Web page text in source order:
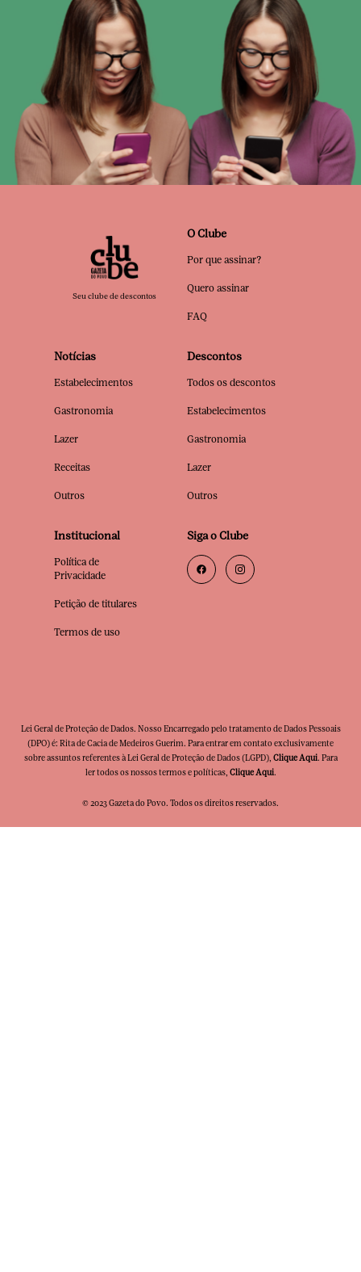
Seu clube de descontos
O Clube
Por que assinar?
Quero assinar
FAQ
Notícias
Estabelecimentos
Gastronomia
Lazer
Receitas
Outros
Descontos
Todos os descontos
Estabelecimentos
Gastronomia
Lazer
Outros
Institucional
Política de
Privacidade
Petição de titulares
Termos de uso
Siga o Clube
Lei Geral de Proteção de Dados. Nosso Encarregado pelo tratamento de Dados Pessoais
(DPO) é: Rita de Cacia de Medeiros Guerim. Para entrar em contato exclusivamente
sobre assuntos referentes à Lei Geral de Proteção de Dados (LGPD), Clique Aqui. Para
ler todos os nossos termos e políticas, Clique Aqui.
© 2023 Gazeta do Povo. Todos os direitos reservados.